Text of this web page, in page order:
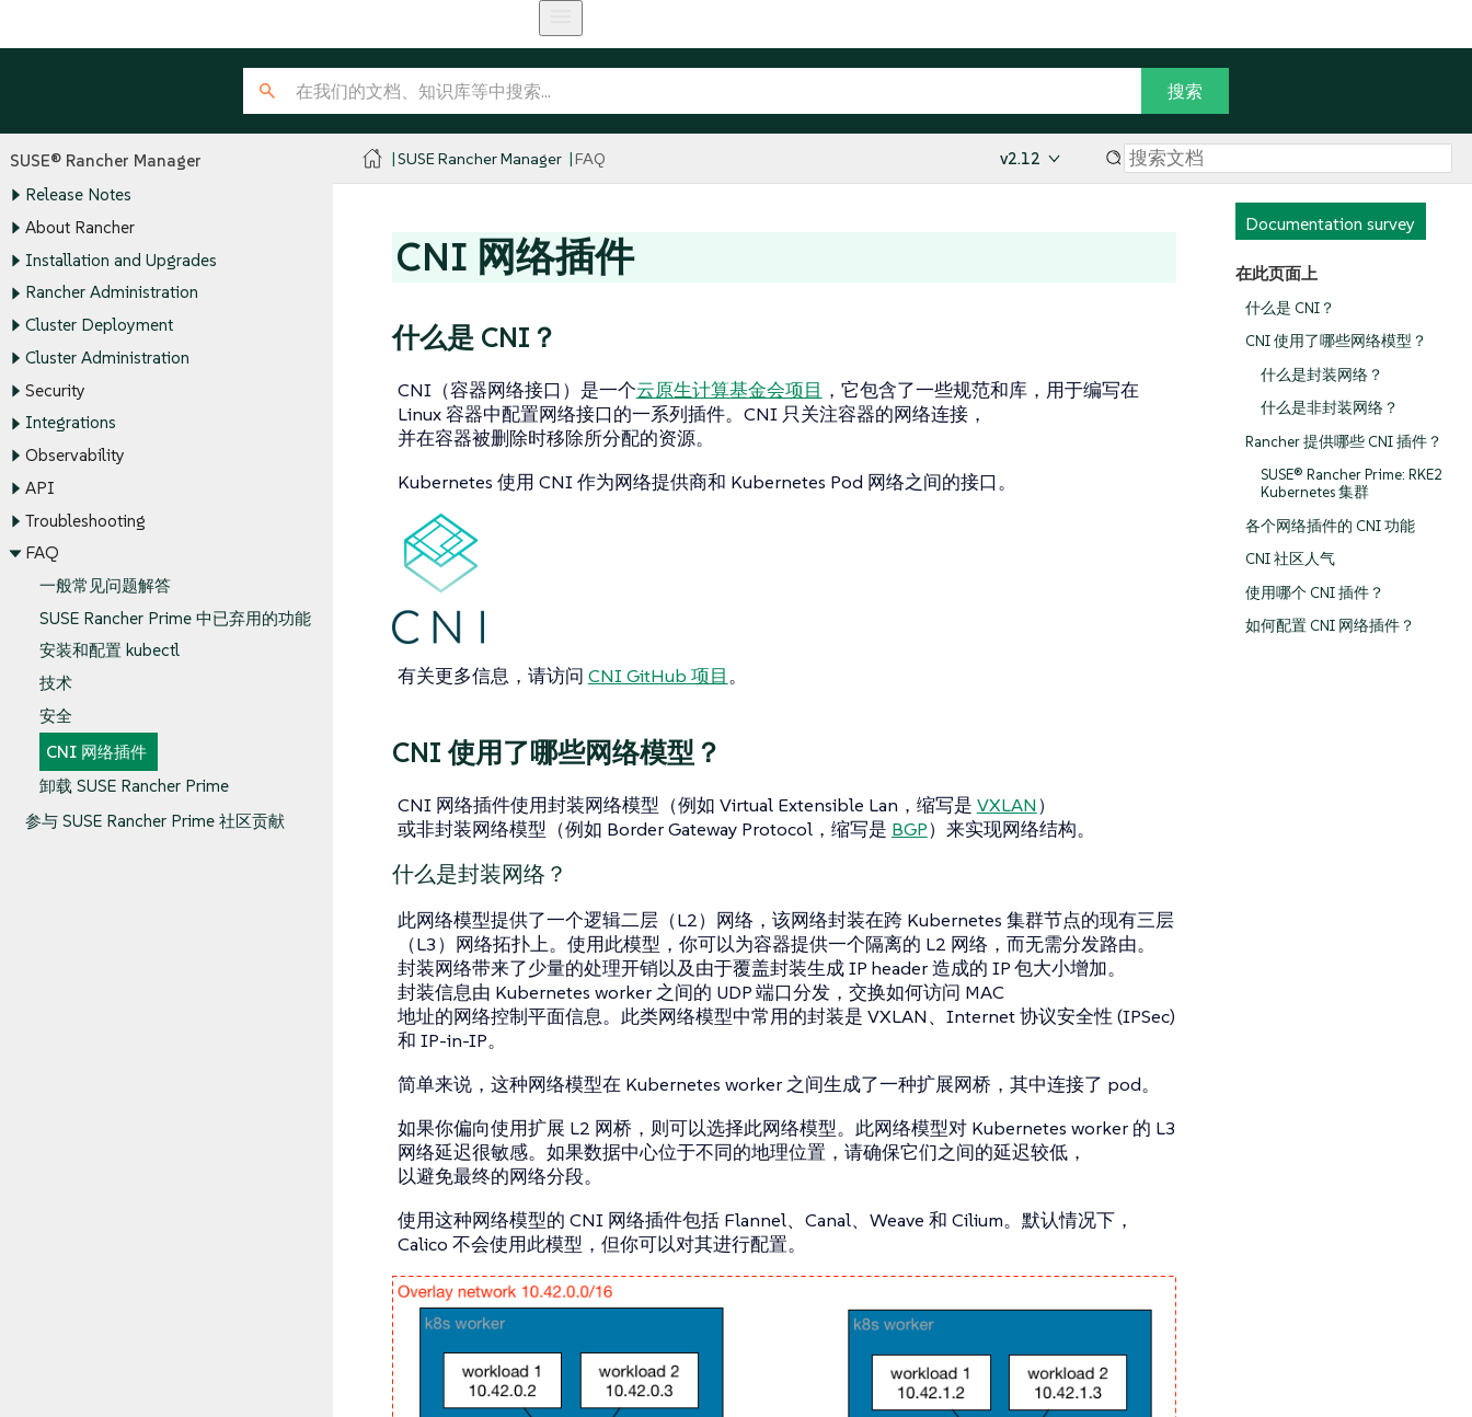
SUSE® Rancher Manager
Release Notes
About Rancher
Installation and Upgrades
Rancher Administration
Cluster Deployment
Cluster Administration
Security
Integrations
Observability
API
Troubleshooting
FAQ
一般常见问题解答
SUSE Rancher Prime 中已弃用的功能
安装和配置 kubectl
技术
安全
CNI 网络插件
卸载 SUSE Rancher Prime
参与 SUSE Rancher Prime 社区贡献
SUSE Rancher Manager FAQ v2.12
Documentation survey
在此页面上
什么是 CNI？
CNI 使用了哪些网络模型？
什么是封装网络？
什么是非封装网络？
Rancher 提供哪些 CNI 插件？
SUSE® Rancher Prime: RKE2
Kubernetes 集群
各个网络插件的 CNI 功能
CNI 社区人气
使用哪个 CNI 插件？
如何配置 CNI 网络插件？
CNI 网络插件
什么是 CNI？
CNI（容器网络接口）是一个云原生计算基金会项目 ，它包含了一些规范和库，用于编写在
Linux 容器中配置网络接口的一系列插件。CNI 只关注容器的网络连接，
并在容器被删除时移除所分配的资源。
Kubernetes 使用 CNI 作为网络提供商和 Kubernetes Pod 网络之间的接口。
有关更多信息，请访问 CNI GitHub 项目。
CNI 使用了哪些网络模型？
CNI 网络插件使用封装网络模型（例如 Virtual Extensible Lan，缩写是 VXLAN）
或非封装网络模型（例如 Border Gateway Protocol，缩写是 BGP）来实现网络结构。
什么是封装网络？
此网络模型提供了一个逻辑二层（L2）网络，该网络封装在跨 Kubernetes 集群节点的现有三层
（L3）网络拓扑上。使用此模型，你可以为容器提供一个隔离的 L2 网络，而无需分发路由。
封装网络带来了少量的处理开销以及由于覆盖封装生成 IP header 造成的 IP 包大小增加。
封装信息由 Kubernetes worker 之间的 UDP 端口分发，交换如何访问 MAC
地址的网络控制平面信息。此类网络模型中常用的封装是 VXLAN、Internet 协议安全性 (IPSec)
和 IP-in-IP。
简单来说，这种网络模型在 Kubernetes worker 之间生成了一种扩展网桥，其中连接了 pod。
如果你偏向使用扩展 L2 网桥，则可以选择此网络模型。此网络模型对 Kubernetes worker 的 L3
网络延迟很敏感。如果数据中心位于不同的地理位置，请确保它们之间的延迟较低，
以避免最终的网络分段。
使用这种网络模型的 CNI 网络插件包括 Flannel、Canal、Weave 和 Cilium。默认情况下，
Calico 不会使用此模型，但你可以对其进行配置。